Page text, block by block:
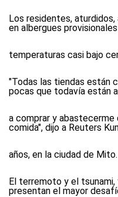
Los residentes, aturdidos,
en albergues
temperaturas casi bajo
"Todas las tiendas están
pocas que todavía están
a comprar y abastecerme
comida", dijo a Reuters
años, en la ciudad de Mito.
El terremoto y el tsunami,
presentan el mayor